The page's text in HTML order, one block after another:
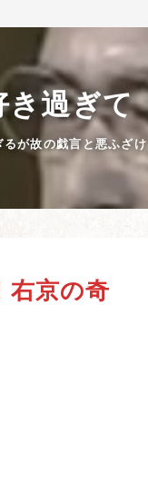
き過ぎて
るが故の戯言と悪ふざけ
右京の奇